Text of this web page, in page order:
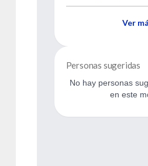
Ver
Personas sugeridas
No hay personas
en este